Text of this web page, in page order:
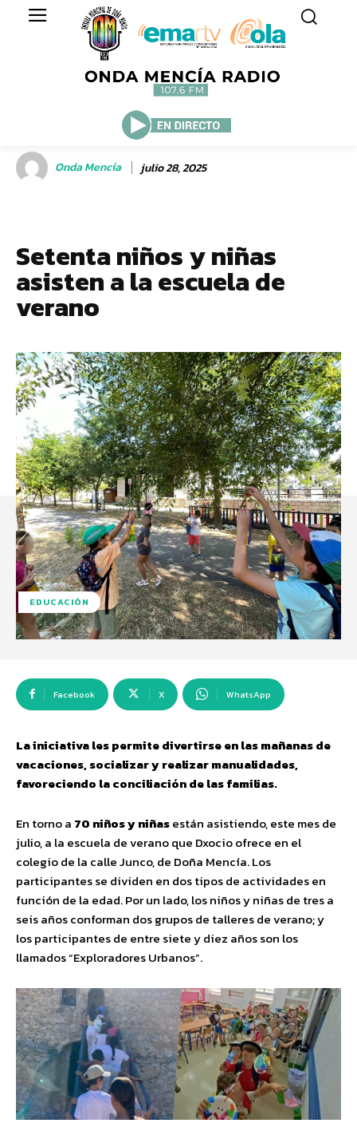
Onda Mencía julio 28, 2025
Setenta niños y niñas
asisten a la escuela de
verano
EDUCACIÓN
Facebook X WhatsApp
La iniciativa les permite divertirse en las mañanas de
vacaciones, socializar y realizar manualidades,
favoreciendo la conciliación de las familias.
En torno a 70 niños y niñasestán asistiendo, este mes de
julio, a la escuela de verano que Dxocio ofrece en el
colegio de la calle Junco, de Doña Mencía. Los
participantes se dividen en dos tipos de actividades en
función de la edad. Por un lado, los niños y niñas de tres a
seis años conforman dos grupos de talleres de verano; y
los participantes de entre siete y diez años son los
llamados “Exploradores Urbanos”.